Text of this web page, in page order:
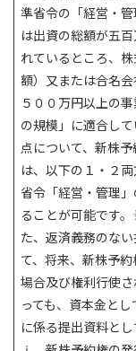
準省令の「経営・
は出資の総額が五
れているところ、
額）又または合名
５００万円以上の
の規模」に適合し
点について、新株
は、以下の１・２
省令「経営・管理
ることが可能です
た、返済義務のな
て、将来、新株予
場合及び権利行使
っても、資本金と
に係る提出資料と